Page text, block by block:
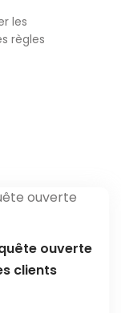
les
règles
ouverte
clients